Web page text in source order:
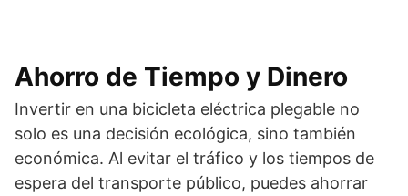
Ahorro de Tiempo y Dinero
Invertir en una bicicleta eléctrica plegable no
solo es una decisión ecológica, sino también
económica. Al evitar el tráfico y los tiempos de
espera del transporte público, puedes ahorrar